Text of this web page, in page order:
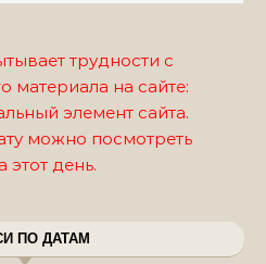
трудности с
материала на сайте:
элемент сайта.
можно посмотреть
этот день.
ПО ДАТАМ